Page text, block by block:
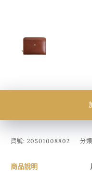
貨號:20501008802 分
商品說明